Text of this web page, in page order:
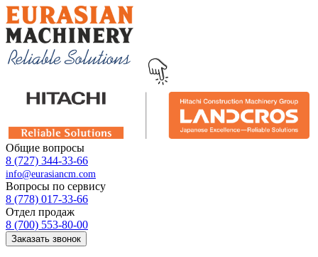
Общие вопросы
8 (727) 344-33-66
info@eurasiancm.com
Вопросы по сервису
8 (778) 017-33-66
Отдел продаж
8 (700) 553-80-00
Заказать звонок